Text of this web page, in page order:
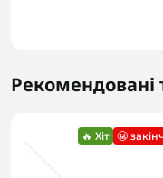
Рекомендовані
🔥 Хіт 😬